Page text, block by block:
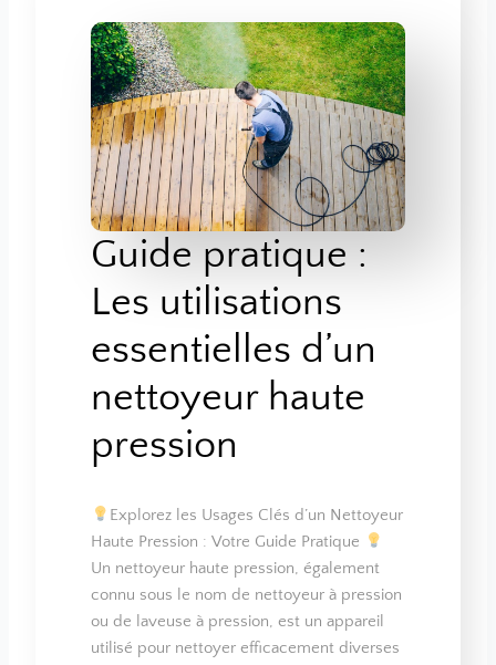
Guide pratique :
Les utilisations
essentielles d’un
nettoyeur haute
pression
Explorez les Usages Clés d’un Nettoyeur
Haute Pression : Votre Guide Pratique
Un nettoyeur haute pression, également
connu sous le nom de nettoyeur à pression
ou de laveuse à pression, est un appareil
utilisé pour nettoyer efficacement diverses